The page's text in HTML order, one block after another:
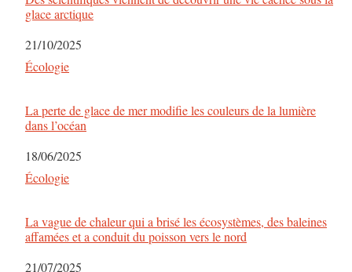
glace arctique
Date
21/10/2025
Par rapport à
Écologie
La perte de glace de mer modifie les couleurs de la lumière
dans l’océan
Date
18/06/2025
Par rapport à
Écologie
La vague de chaleur qui a brisé les écosystèmes, des baleines
affamées et a conduit du poisson vers le nord
Date
21/07/2025